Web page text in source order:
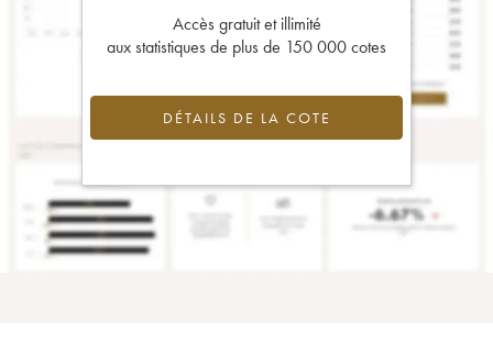
Accès gratuit et illimité
aux statistiques de plus de 150 000 cotes
DÉTAILS DE LA COTE